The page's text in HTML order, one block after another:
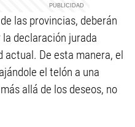
las provincias, deberán
declaración jurada
actual. De esta manera, el
el telón a una
allá de los deseos, no